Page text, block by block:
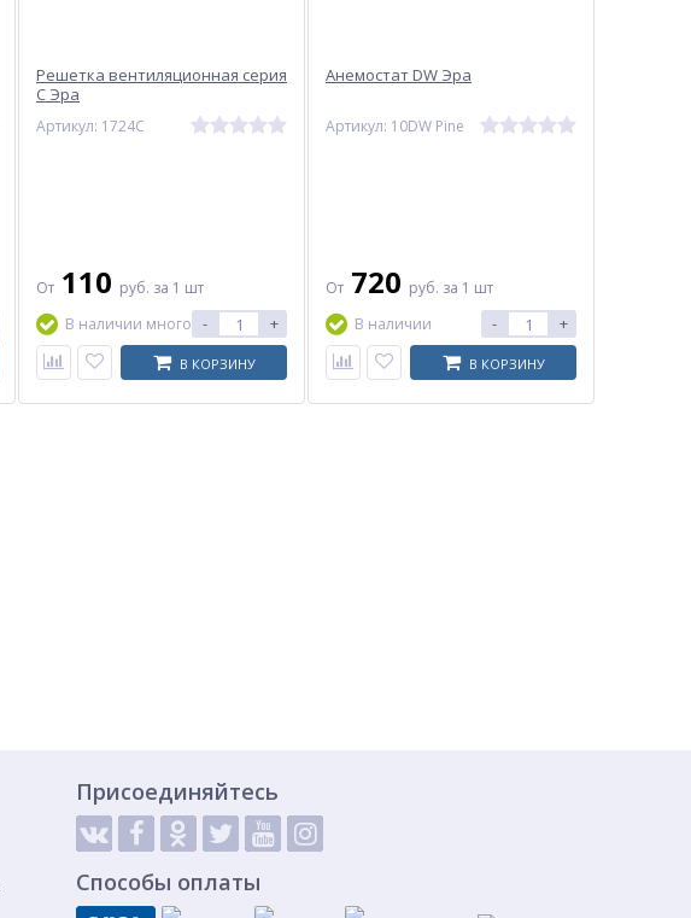
Решетка вентиляционная серия
С Эра
Артикул: 1724С
От 110 руб. за 1 шт
В наличии много - +
В КОРЗИНУ
Анемостат DW Эра
Артикул: 10DW Pine
От 720 руб. за 1 шт
В наличии
- +
В КОРЗИНУ
Присоединяйтесь
Способы оплаты